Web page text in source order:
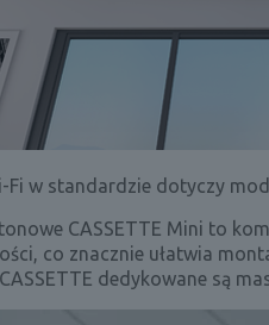
Fi w standardzie dotyczy
CASSETTE Mini to
co znacznie ułatwia
dedykowane są